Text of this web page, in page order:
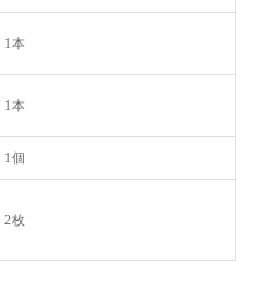
1本
1本
1個
2枚